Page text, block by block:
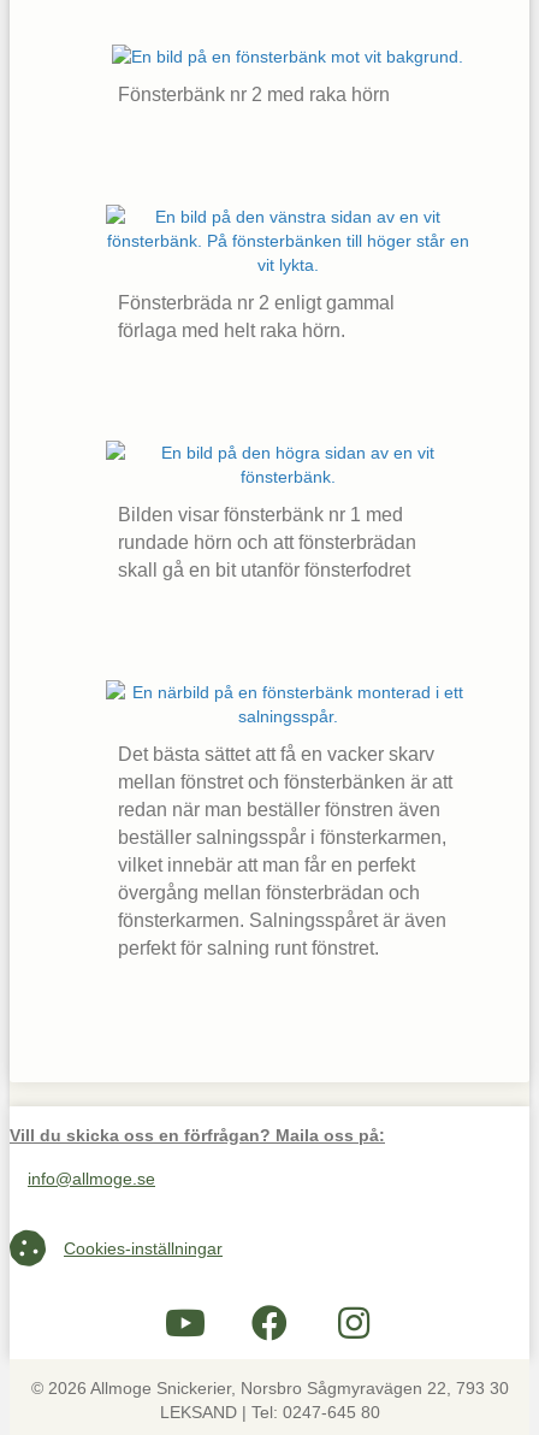
Fönsterbänk nr 2 med raka hörn
Fönsterbräda nr 2 enligt gammal
förlaga med helt raka hörn.
Bilden visar fönsterbänk nr 1 med
rundade hörn och att fönsterbrädan
skall gå en bit utanför fönsterfodret
Det bästa sättet att få en vacker skarv
mellan fönstret och fönsterbänken är att
redan när man beställer fönstren även
beställer salningsspår i fönsterkarmen,
vilket innebär att man får en perfekt
övergång mellan fönsterbrädan och
fönsterkarmen. Salningsspåret är även
perfekt för salning runt fönstret.
Vill du skicka oss en förfrågan? Maila oss på:
Maila oss på info@allmoge.se
info@allmoge.se
Cookies-inställningar
Cookies-inställningar
© 2026 Allmoge Snickerier, Norsbro Sågmyravägen 22, 793 30
LEKSAND | Tel: 0247-645 80